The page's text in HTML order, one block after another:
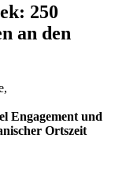
250
an den
Engagement und
Ortszeit